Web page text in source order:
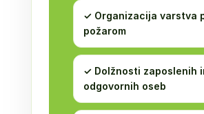
✓ Organizacija varstva
požarom
✓ Dolžnosti zaposlenih
odgovornih oseb